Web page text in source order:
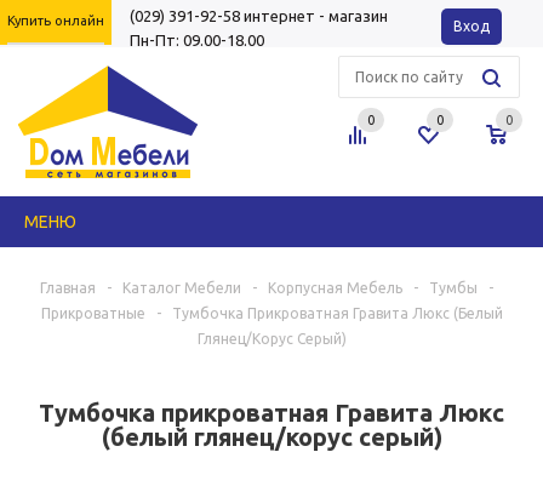
Купить онлайн Вход
(029) 391-92-58 интернет - магазин
Пн-Пт: 09.00-18.00
0 0 0
МЕНЮ
Главная - Каталог Мебели - Корпусная Мебель - Тумбы
-
Прикроватные
-
Тумбочка Прикроватная Гравита Люкс (белый
Глянец/корус Серый)
Тумбочка прикроватная Гравита Люкс
(белый глянец/корус серый)